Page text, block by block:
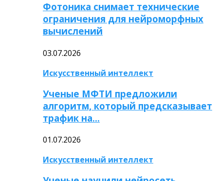
Фотоника снимает технические
ограничения для нейроморфных
вычислений
03.07.2026
Искусственный интеллект
Ученые МФТИ предложили
алгоритм, который предсказывает
трафик на…
01.07.2026
Искусственный интеллект